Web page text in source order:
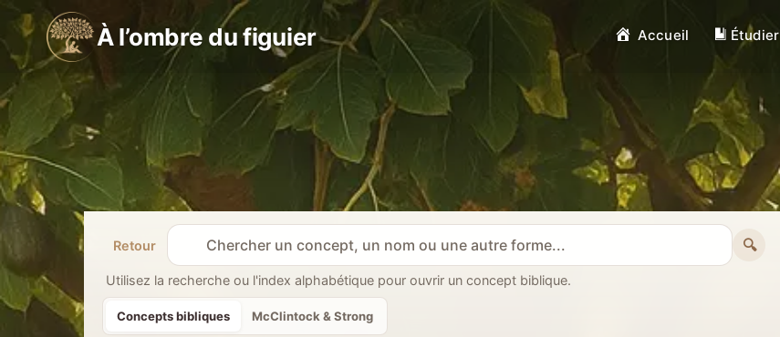
Aller
contenu
À l’ombre du figuier Accueil Étudier
Retour
R
e
🔍
Utilisez la recherche ou l'index alphabétique pour ouvrir un concept biblique.
Concepts bibliques McClintock & Strong